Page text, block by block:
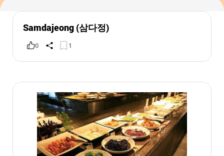
Samdajeong (삼다정)
0 1